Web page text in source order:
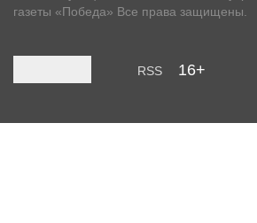
газеты «Победа» Все права защищены.
RSS 16+